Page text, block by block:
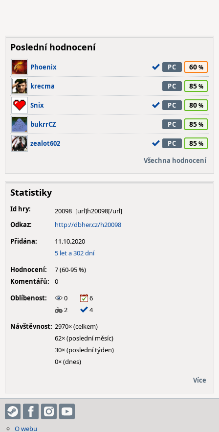
Poslední hodnocení
Phoenix PC 60
krecma PC 85
Snix PC 80
bukrrCZ PC 85
zealot602 PC 85
Všechna hodnocení
Statistiky
Id hry:
20098
Odkaz:
http://dbher.cz/h20098
Přidána:
11.10.2020
5 let a 302 dní
Hodnocení:
7 (60-95 %)
Komentářů:
0
Oblíbenost:
0
6
2
4
Návštěvnost: 2970× (celkem)
62× (poslední měsíc)
30× (poslední týden)
0× (dnes)
Více
O webu